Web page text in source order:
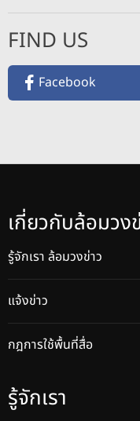
FIND US
Facebook
เกี่ยวกับล้อมวง
รู้จักเรา ล้อมวงข่าว
แจ้งข่าว
กฎการใช้พื้นที่สื่อ
รู้จักเรา